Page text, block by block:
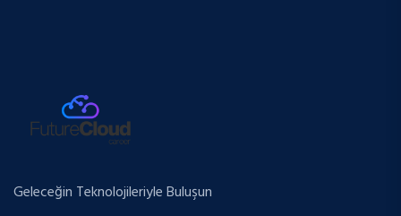
Geleceğin Teknolojileriyle Buluşun